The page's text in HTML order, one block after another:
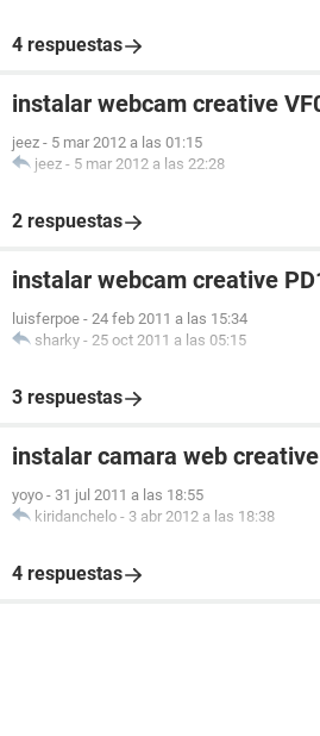
4 respuestas
instalar webcam creative
jeez - 5 mar 2012 a las 01:15
jeez - 5 mar 2012 a las 22:28
2 respuestas
instalar webcam creative
luisferpoe - 24 feb 2011 a las 15:34
sharky - 25 oct 2011 a las 05:15
3 respuestas
instalar camara web
yoyo - 31 jul 2011 a las 18:55
kiridanchelo - 3 abr 2012 a las 18:38
4 respuestas